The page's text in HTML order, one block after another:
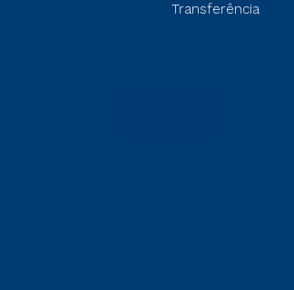
Transferência